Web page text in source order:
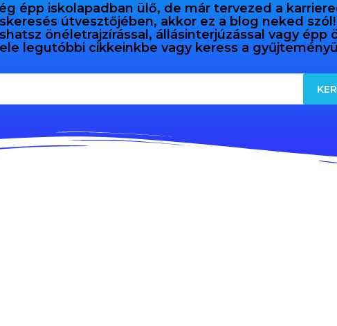
épp iskolapadban ülő, de már tervezed a
útvesztőjében, akkor ez a blog neked szól!
önéletrajzírással, állásinterjúzással vagy épp
legutóbbi cikkeinkbe vagy keress a